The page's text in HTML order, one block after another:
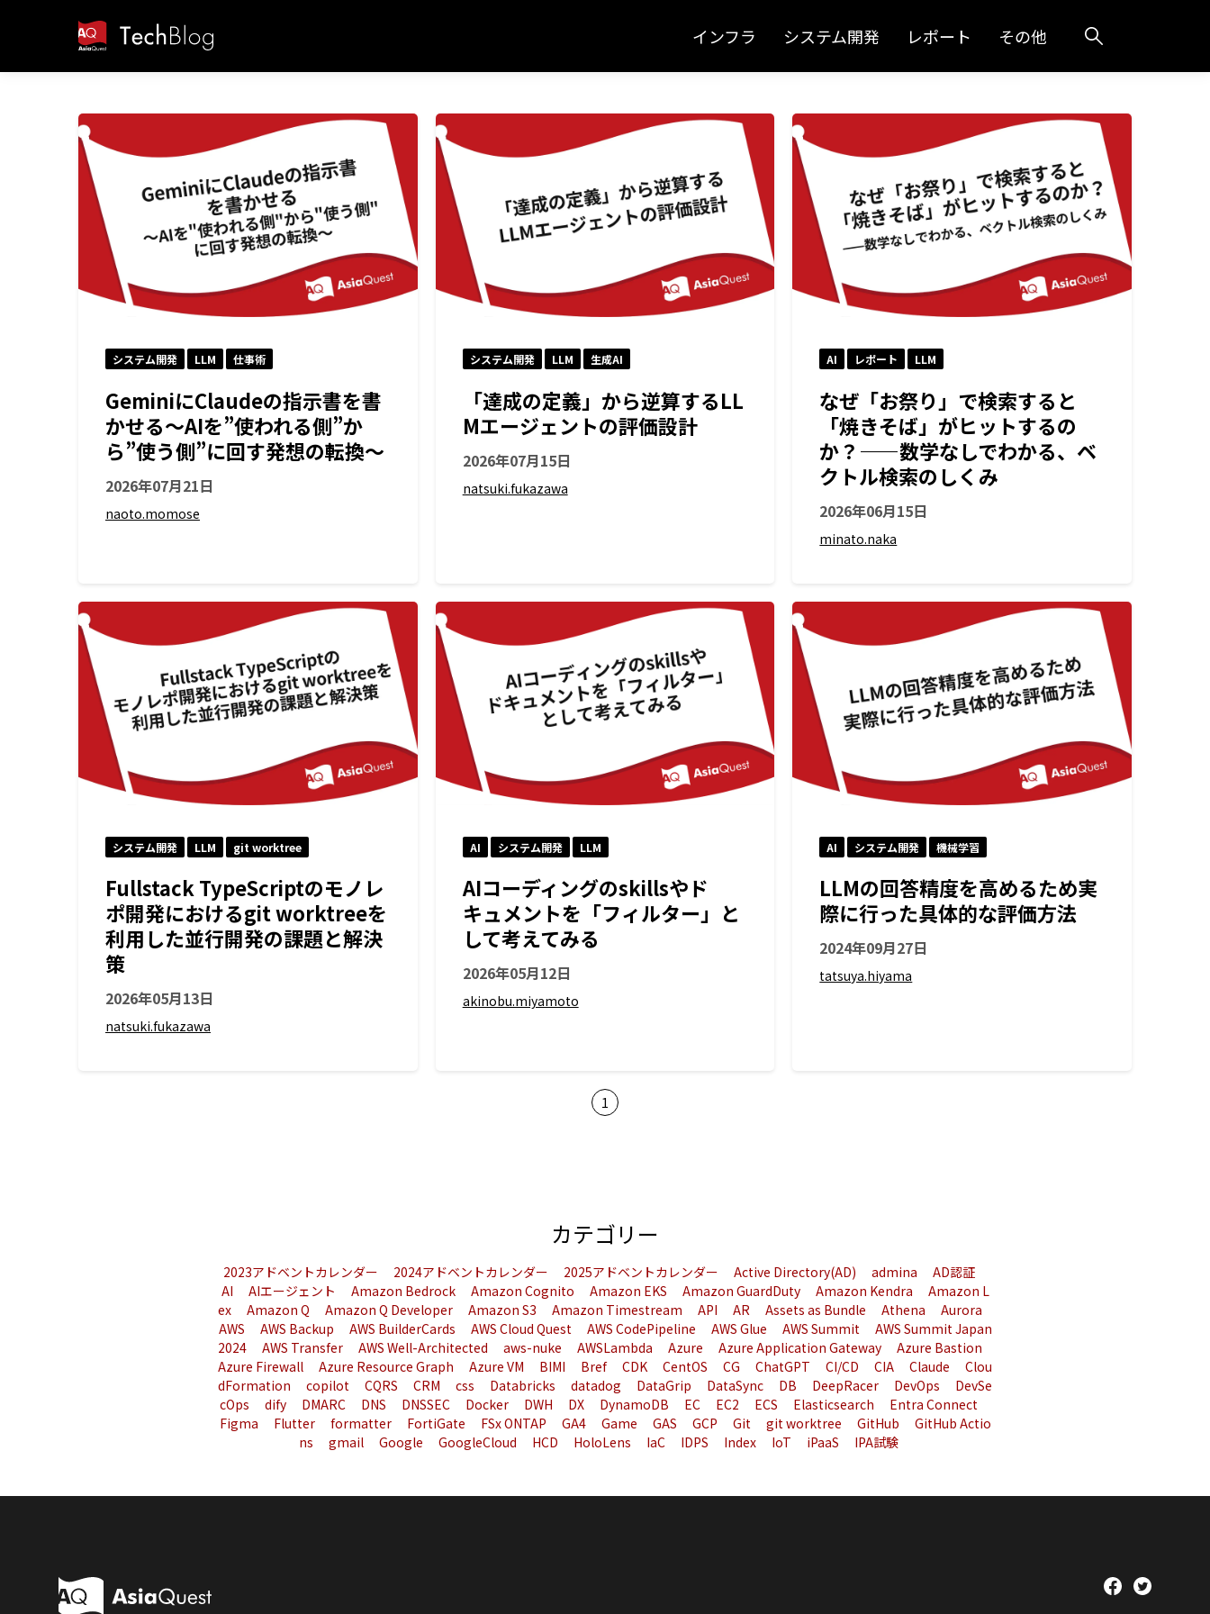
インフラ システム開発 レポート その他
システム開発 LLM 仕事術
GeminiにClaudeの指示書を書
かせる〜AIを”使われる側”か
ら”使う側”に回す発想の転換〜
2026年07月21日
naoto.momose
システム開発 LLM 生成AI
「達成の定義」から逆算するLL
Mエージェントの評価設計
2026年07月15日
natsuki.fukazawa
AI レポート LLM
なぜ「お祭り」で検索すると
「焼きそば」がヒットするの
か？——数学なしでわかる、ベ
クトル検索のしくみ
2026年06月15日
minato.naka
システム開発 LLM git worktree
Fullstack TypeScriptのモノレ
ポ開発におけるgit worktreeを
利用した並行開発の課題と解決
策
2026年05月13日
natsuki.fukazawa
AI システム開発 LLM
AIコーディングのskillsやド
キュメントを「フィルター」と
して考えてみる
2026年05月12日
akinobu.miyamoto
AI システム開発 機械学習
LLMの回答精度を高めるため実
際に行った具体的な評価方法
2024年09月27日
tatsuya.hiyama
1
カテゴリー
2023アドベントカレンダー 2024アドベントカレンダー 2025アドベントカレンダー Active Directory(AD) admina
AD認証
AI
AIエージェント Amazon Bedrock Amazon Cognito Amazon EKS Amazon GuardDuty Amazon Kendra
Amazon L
ex
Amazon Q Amazon Q Developer Amazon S3 Amazon Timestream API AR Assets as Bundle Athena
Aurora
AWS
AWS Backup AWS BuilderCards AWS Cloud Quest AWS CodePipeline AWS Glue AWS Summit
AWS Summit Japan
2024
AWS Transfer AWS Well-Architected aws-nuke AWSLambda Azure Azure Application Gateway
Azure Bastion
Azure Firewall
Azure Resource Graph Azure VM BIMI Bref CDK CentOS CG ChatGPT CI/CD CIA Claude
Clou
dFormation
copilot CQRS CRM css Databricks datadog DataGrip DataSync DB DeepRacer DevOps
DevSe
cOps
dify DMARC DNS DNSSEC Docker DWH DX DynamoDB EC EC2 ECS Elasticsearch
Entra Connect
Figma
Flutter formatter FortiGate FSx ONTAP GA4 Game GAS GCP Git git worktree GitHub
GitHub Actio
ns
gmail Google GoogleCloud HCD HoloLens IaC IDPS Index IoT iPaaS IPA試験